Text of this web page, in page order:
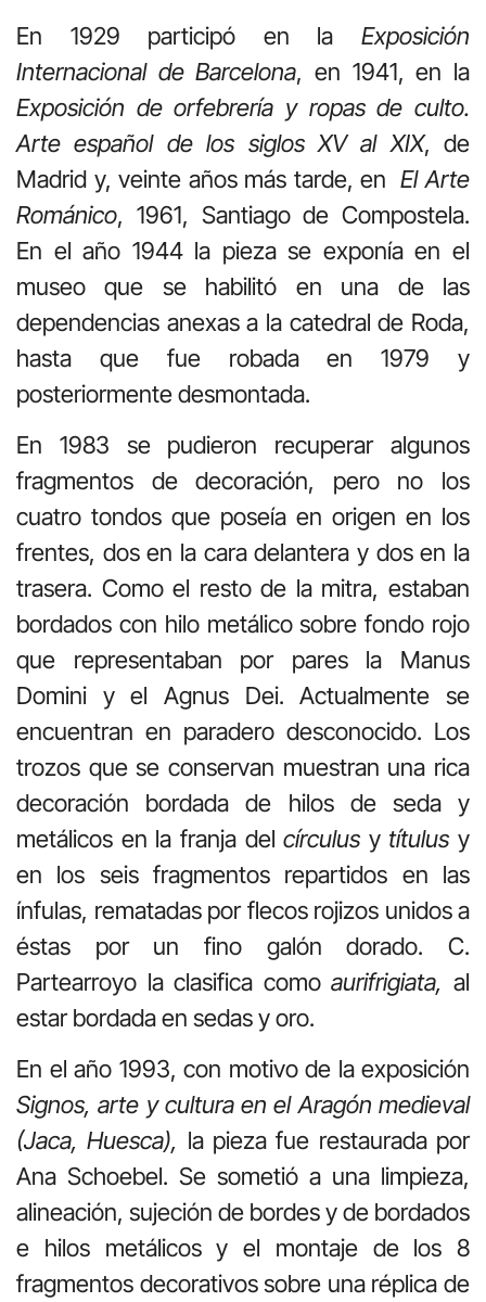
En 1929 participó en la Exposición
Internacional de Barcelona, en 1941, en la
Exposición de orfebrería y ropas de culto.
Arte español de los siglos XV al XIX, de
Madrid y, veinte años más tarde, enEl Arte
Románico, 1961, Santiago de Compostela.
En el año 1944 la pieza se exponía en el
museo que se habilitó en una de las
dependencias anexas a la catedral de Roda,
hasta que fue robada en 1979 y
posteriormente desmontada.
En 1983 se pudieron recuperar algunos
fragmentos de decoración, pero no los
cuatro tondos que poseía en origen en los
frentes, dos en la cara delantera y dos en la
trasera. Como el resto de la mitra, estaban
bordados con hilo metálico sobre fondo rojo
que representaban por pares la Manus
Domini y el Agnus Dei. Actualmente se
encuentran en paradero desconocido. Los
trozos que se conservan muestran una rica
decoración bordada de hilos de seda y
metálicos en la franja delcírculus y títulus y
en los seis fragmentos repartidos en las
ínfulas, rematadas por flecos rojizos unidos a
éstas por un fino galón dorado. C.
Partearroyo la clasifica comoaurifrigiata,al
estar bordada en sedas y oro.
En el año 1993, con motivo de la exposición
Signos, arte y cultura en el Aragón medieval
(Jaca, Huesca), la pieza fue restaurada por
Ana Schoebel. Se sometió a una limpieza,
alineación, sujeción de bordes y de bordados
e hilos metálicos y el montaje de los 8
fragmentos decorativos sobre una réplica de